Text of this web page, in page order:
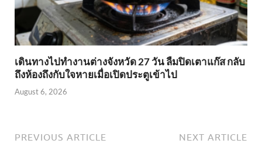
เดินทางไปทำงานต่างจังหวัด 27 วัน ลืมปิดเตาแก๊ส กลับ
ถึงห้องถึงกับใจหายเมื่อเปิดประตูเข้าไป
August 6, 2026
PREVIOUS ARTICLE NEXT ARTICLE